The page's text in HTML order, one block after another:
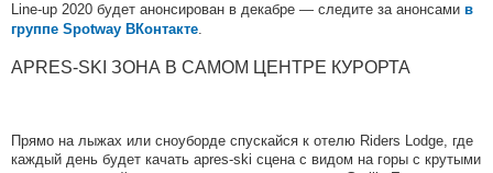
Line-up 2020 будет анонсирован в декабре — следите за анонсами в
группе Spotway ВКонтакте.
APRES-SKI ЗОНА В САМОМ ЦЕНТРЕ КУРОРТА
Прямо на лыжах или сноуборде спускайся к отелю Riders Lodge, где
каждый день будет качать apres-ski сцена с видом на горы с крутыми